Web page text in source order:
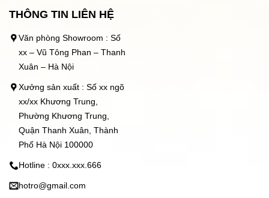
THÔNG TIN LIÊN HỆ
Văn phòng Showroom : Số
xx – Vũ Tông Phan – Thanh
Xuân – Hà Nội
Xưởng sản xuất : Số xx ngõ
xx/xx Khương Trung,
Phường Khương Trung,
Quận Thanh Xuân, Thành
Phố Hà Nội 100000
Hotline : 0xxx.xxx.666
hotro@gmail.com